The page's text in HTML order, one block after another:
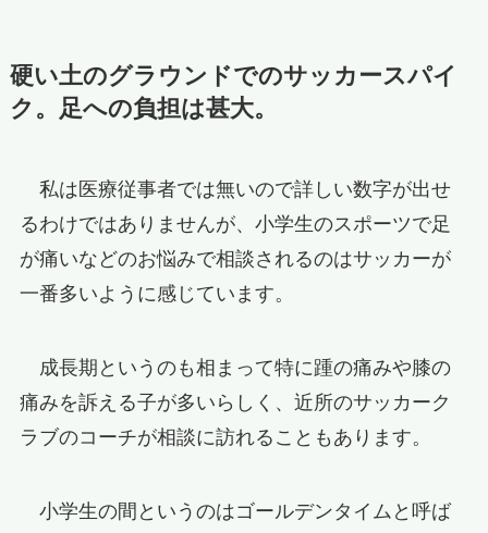
硬い土のグラウンドでのサッカースパイ
ク。足への負担は甚大。
私は医療従事者では無いので詳しい数字が出せ
るわけではありませんが、小学生のスポーツで足
が痛いなどのお悩みで相談されるのはサッカーが
一番多いように感じています。
成長期というのも相まって特に踵の痛みや膝の
痛みを訴える子が多いらしく、近所のサッカーク
ラブのコーチが相談に訪れることもあります。
小学生の間というのはゴールデンタイムと呼ば